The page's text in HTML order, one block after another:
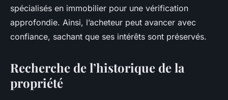
spécialisés en immobilier pour une vérification
approfondie. Ainsi, l’acheteur peut avancer avec
confiance, sachant que ses intérêts sont préservés.
Recherche de l’historique de la
propriété